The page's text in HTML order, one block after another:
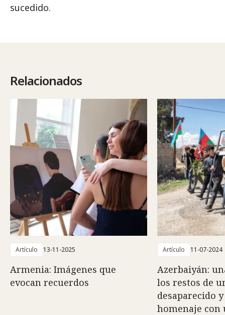
sucedido.
Relacionados
Artículo 13-11-2025
Armenia: Imágenes que
evocan recuerdos
Artículo 11-07-2024
Azerbaiyán:
los restos de
desaparecido
homenaje con